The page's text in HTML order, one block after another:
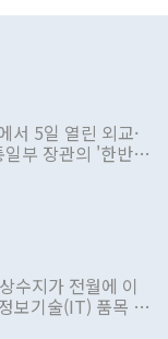
서 5일 열린 외교·
부 장관의 '한반도
추진하겠다고 공
다. 그동안 정 장
지만 대통령과 유
이례적이다. 정 장
리도 높아지고 있
수지가 전월에 이
보기술(IT) 품목 수